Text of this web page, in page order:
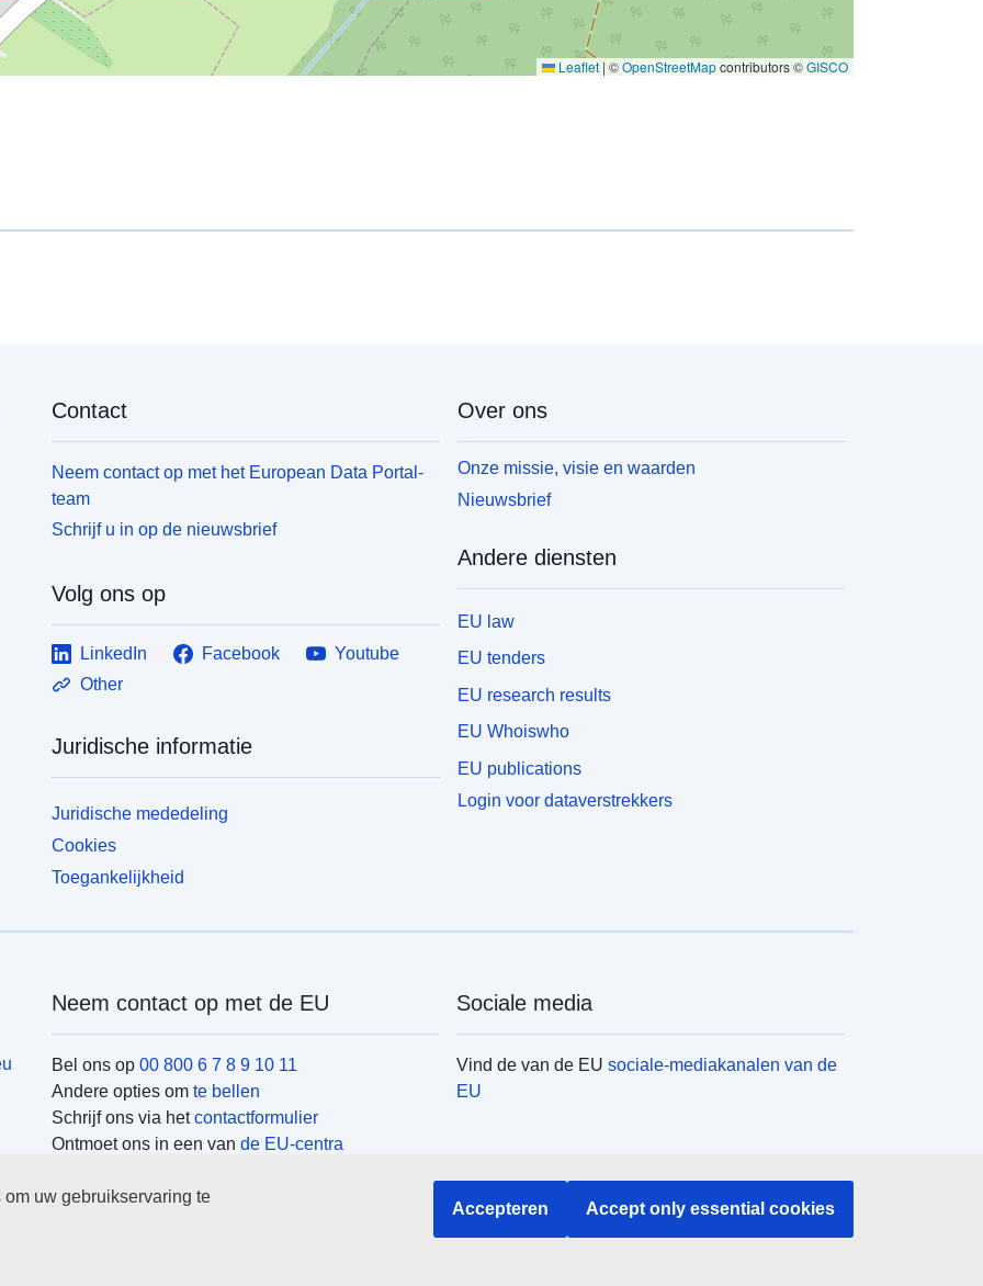
Leaflet|©OpenStreetMapcontributors ©GISCO
Contact
Neem contact op met het European Data Portal-
team
Schrijf u in op de nieuwsbrief
Volg ons op
LinkedIn Facebook
Youtube
Other
Juridische informatie
Juridische mededeling
Cookies
Toegankelijkheid
Over ons
Onze missie, visie en waarden
Nieuwsbrief
Andere diensten
EU law
EU tenders
EU research results
EU Whoiswho
EU publications
Login voor dataverstrekkers
Neem contact op met de EU
Bel ons op 00 800 6 7 8 9 10 11
Andere opties om te bellen
Schrijf ons via hetcontactformulier
Ontmoet ons in een van de EU-centra
Sociale media
Vind de van de EUsociale-mediakanalen van de
EU
Zoeken naar EU-instellingen en -organen
uw gebruikservaring te
Accepteren Accept only essential cookies